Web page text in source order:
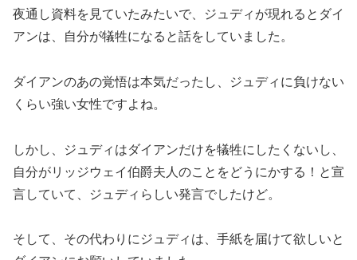
夜通し資料を見ていたみたいで、ジュディが現れるとダイ
アンは、自分が犠牲になると話をしていました。
ダイアンのあの覚悟は本気だったし、ジュディに負けない
くらい強い女性ですよね。
しかし、ジュディはダイアンだけを犠牲にしたくないし、
自分がリッジウェイ伯爵夫人のことをどうにかする！と宣
言していて、ジュディらしい発言でしたけど。
そして、その代わりにジュディは、手紙を届けて欲しいと